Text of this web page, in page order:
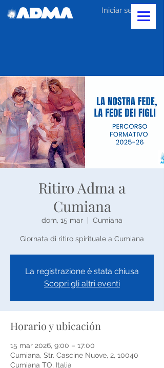
Iniciar sesión
Ritiro Adma a
Cumiana
dom, 15 mar Cumiana
Giornata di ritiro spirituale a Cumiana
La registrazione è stata chiusa
Scopri gli altri eventi
Horario y ubicación
15 mar 2026, 9:00 – 17:00
Cumiana, Str. Cascine Nuove, 2, 10040
Cumiana TO, Italia